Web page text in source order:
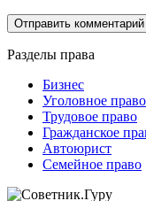
Разделы права
Бизнес
Уголовное право
Трудовое право
Гражданское
Автоюрист
Семейное право